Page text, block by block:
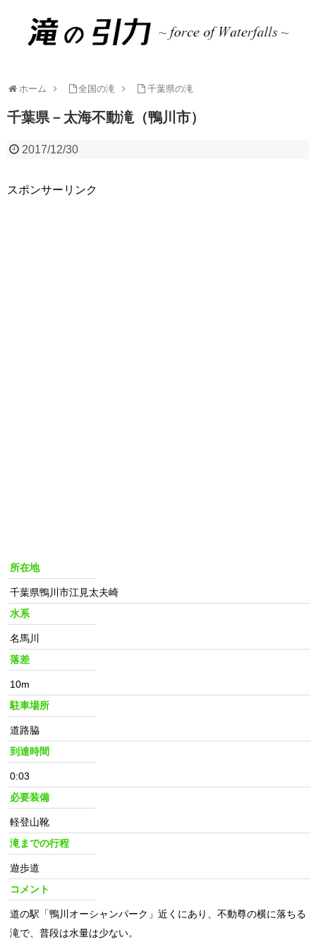
ホーム 全国の滝 千葉県の滝
千葉県－太海不動滝（鴨川市）
2017/12/30
スポンサーリンク
所在地
千葉県鴨川市江見太夫崎
水系
名馬川
落差
10m
駐車場所
道路脇
到達時間
0:03
必要装備
軽登山靴
滝までの行程
遊歩道
コメント
道の駅「鴨川オーシャンパーク」近くにあり、不動尊の横に落ちる
滝で、普段は水量は少ない。